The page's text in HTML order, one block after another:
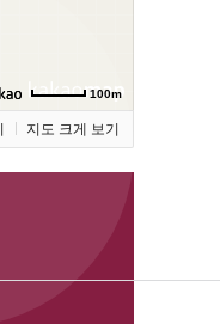
100m
지도 크게 보기